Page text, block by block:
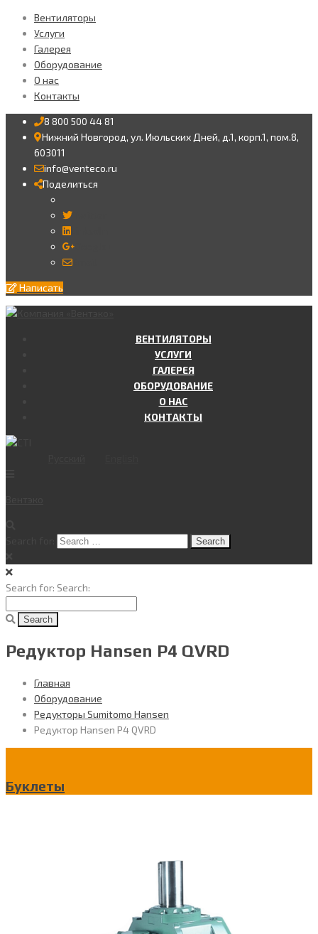
Вентиляторы
Услуги
Галерея
Оборудование
О нас
Контакты
8 800 500 44 81
Нижний Новгород, ул. Июльских Дней, д.1, корп.1, пом.8,
603011
info@venteco.ru
Поделиться
Написать
ВЕНТИЛЯТОРЫ
УСЛУГИ
ГАЛЕРЕЯ
ОБОРУДОВАНИЕ
О НАС
КОНТАКТЫ
Search for: Search:
Редуктор Hansen P4 QVRD
Главная
Оборудование
Редукторы Sumitomo Hansen
Редуктор Hansen P4 QVRD
Буклеты